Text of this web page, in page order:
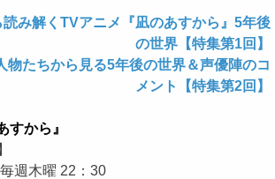
み解くTVアニメ『凪のあすから』5年後
の世界【特集第1回】
物たちから見る5年後の世界＆声優陣のコ
メント【特集第2回】
すから』
週木曜 22：30